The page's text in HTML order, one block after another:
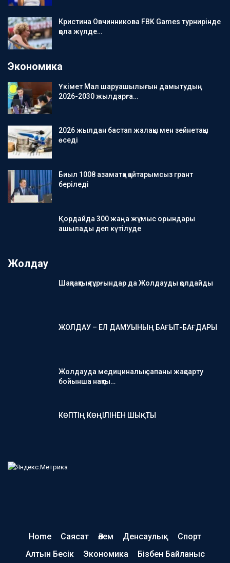
Кристина Овчинникова FBK Games турнирінде
қола жүлде…
Экономика
Үкімет Мал шаруашылығын дамытудың
2026-2030 жылдарға…
2026 жылдан бастап жалақы мен зейнетақы
өседі
Биыл 1008 азаматқа қайтарымсыз грант
беріледі
Қордайда 300 жаңа жұмыс орындары
ашылады деп күтілуде
Жолдау
Шақпақтық тұрғындар да Жолдауды қолдайды
ЖОЛДАУ – ЕЛ ДАМУЫНЫҢ БАҒЫТ-БАҒДАРЫ
Жолдауда медициналық сапаны жақсарту
бойынша нақты…
КӨПТІҢ КӨҢІЛІНЕН ШЫҚТЫ
Home Саясат Әлем Денсаулық
Спорт
Алтын Бесік
Экономика Бізбен Байланыс